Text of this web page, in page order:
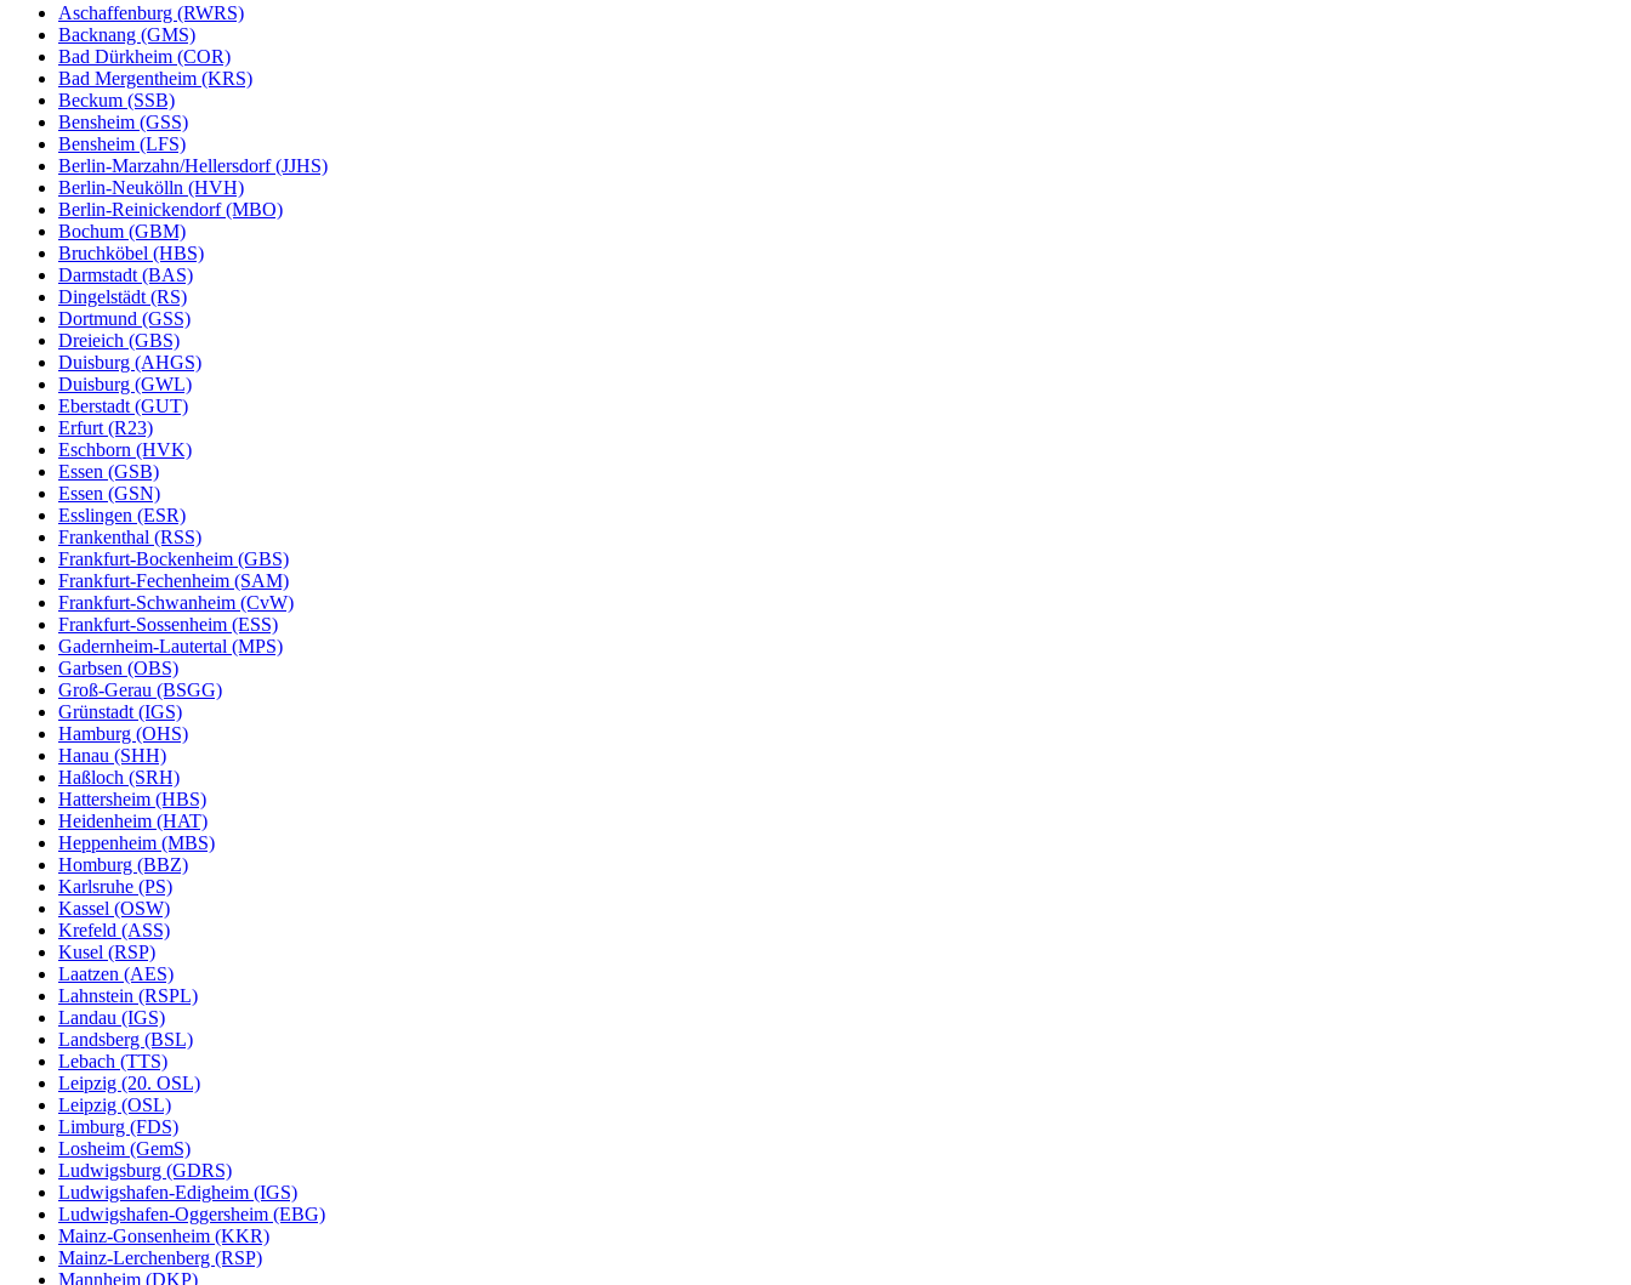
Aschaffenburg (RWRS)
Backnang (GMS)
Bad Dürkheim (COR)
Bad Mergentheim (KRS)
Beckum (SSB)
Bensheim (GSS)
Bensheim (LFS)
Berlin-Marzahn/Hellersdorf (JJHS)
Berlin-Neukölln (HVH)
Berlin-Reinickendorf (MBO)
Bochum (GBM)
Bruchköbel (HBS)
Darmstadt (BAS)
Dingelstädt (RS)
Dortmund (GSS)
Dreieich (GBS)
Duisburg (AHGS)
Duisburg (GWL)
Eberstadt (GUT)
Erfurt (R23)
Eschborn (HVK)
Essen (GSB)
Essen (GSN)
Esslingen (ESR)
Frankenthal (RSS)
Frankfurt-Bockenheim (GBS)
Frankfurt-Fechenheim (SAM)
Frankfurt-Schwanheim (CvW)
Frankfurt-Sossenheim (ESS)
Gadernheim-Lautertal (MPS)
Garbsen (OBS)
Groß-Gerau (BSGG)
Grünstadt (IGS)
Hamburg (OHS)
Hanau (SHH)
Haßloch (SRH)
Hattersheim (HBS)
Heidenheim (HAT)
Heppenheim (MBS)
Homburg (BBZ)
Karlsruhe (PS)
Kassel (OSW)
Krefeld (ASS)
Kusel (RSP)
Laatzen (AES)
Lahnstein (RSPL)
Landau (IGS)
Landsberg (BSL)
Lebach (TTS)
Leipzig (20. OSL)
Leipzig (OSL)
Limburg (FDS)
Losheim (GemS)
Ludwigsburg (GDRS)
Ludwigshafen-Edigheim (IGS)
Ludwigshafen-Oggersheim (EBG)
Mainz-Gonsenheim (KKR)
Mainz-Lerchenberg (RSP)
Mannheim (DKP)